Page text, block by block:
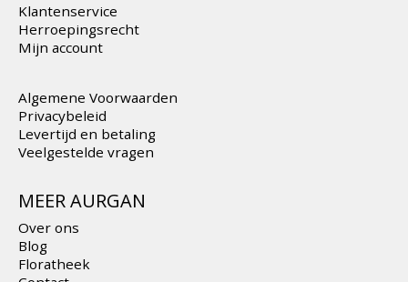
Klantenservice
Herroepingsrecht
Mijn account
Algemene Voorwaarden
Privacybeleid
Levertijd en betaling
Veelgestelde vragen
MEER AURGAN
Over ons
Blog
Floratheek